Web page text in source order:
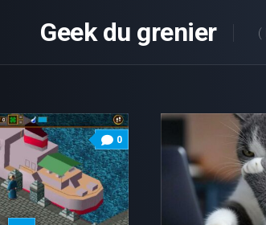
Geek du grenier (
0